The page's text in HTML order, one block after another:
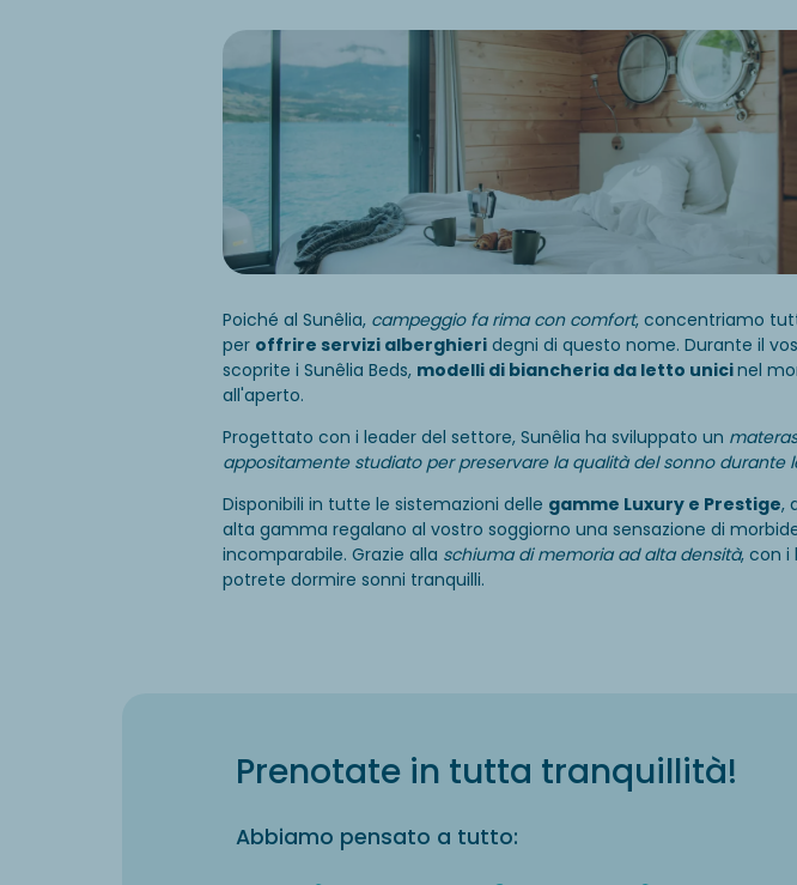
Poiché al Sunêlia, campeggio fa rima con comfort, concentriamo
per offrire servizi alberghieri degni di questo nome. Durante il
scoprite i Sunêlia Beds, modelli di biancheria da letto unicinel
all'aperto.
Progettato con i leader del settore, Sunêlia ha sviluppato un
appositamente studiato per preservare la qualità del sonno durante
Disponibili in tutte le sistemazioni delle gamme Luxury e Prestige,
alta gamma regalano al vostro soggiorno una sensazione di
incomparabile. Grazie alla schiuma di memoria ad alta densità, con i
potrete dormire sonni tranquilli.
Prenotate in tutta tranquillità!
Abbiamo pensato a tutto: